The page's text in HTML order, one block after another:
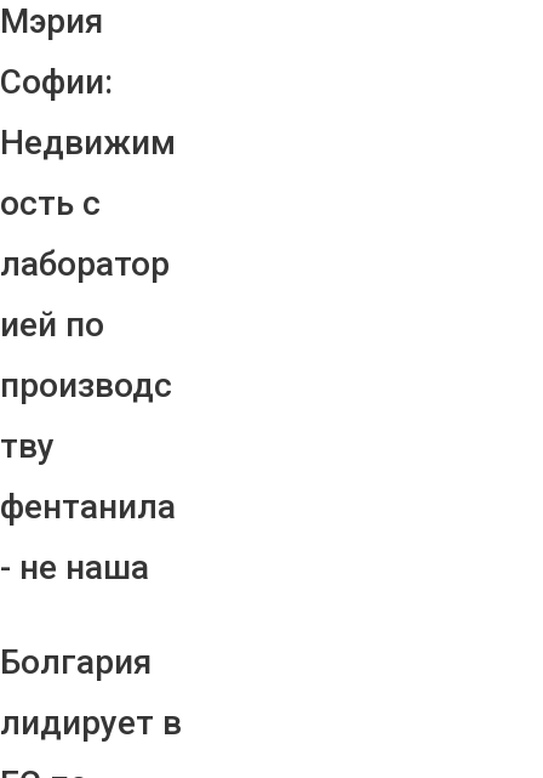
Мэрия
Софии:
Недвижим
ость с
лаборатор
ией по
производс
тву
фентанила
- не наша
Болгария
лидирует в